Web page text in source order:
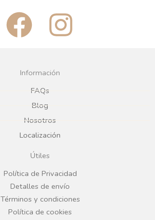
F
a
c
e
b
o
o
k
I
n
g
r
a
Información
FAQs
Blog
Nosotros
Localización
Útiles
Política de Privacidad
Detalles de envío
Términos y condiciones
Política de cookies